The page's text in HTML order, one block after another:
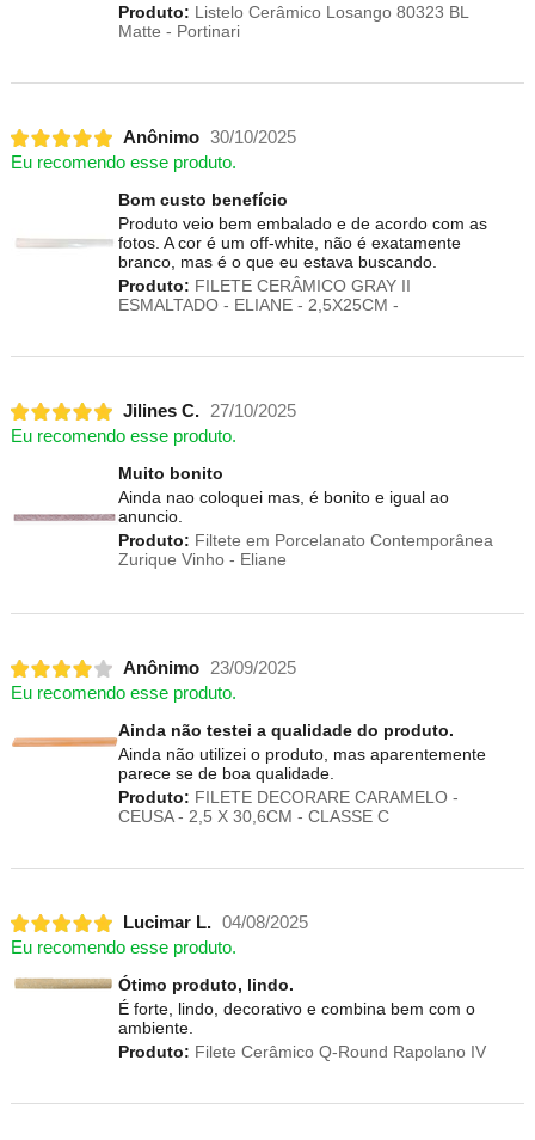
Produto: Listelo Cerâmico Losango 80323 BL
Matte - Portinari
Anônimo 30/10/2025
Eu recomendo esse produto.
Bom custo benefício
Produto veio bem embalado e de acordo com as
fotos. A cor é um off-white, não é exatamente
branco, mas é o que eu estava buscando.
Produto: FILETE CERÂMICO GRAY II
ESMALTADO - ELIANE - 2,5X25CM -
Jilines C. 27/10/2025
Eu recomendo esse produto.
Muito bonito
Ainda nao coloquei mas, é bonito e igual ao
anuncio.
Produto: Filtete em Porcelanato Contemporânea
Zurique Vinho - Eliane
Anônimo 23/09/2025
Eu recomendo esse produto.
Ainda não testei a qualidade do produto.
Ainda não utilizei o produto, mas aparentemente
parece se de boa qualidade.
Produto: FILETE DECORARE CARAMELO -
CEUSA - 2,5 X 30,6CM - CLASSE C
Lucimar L. 04/08/2025
Eu recomendo esse produto.
Ótimo produto, lindo.
É forte, lindo, decorativo e combina bem com o
ambiente.
Produto: Filete Cerâmico Q-Round Rapolano IV